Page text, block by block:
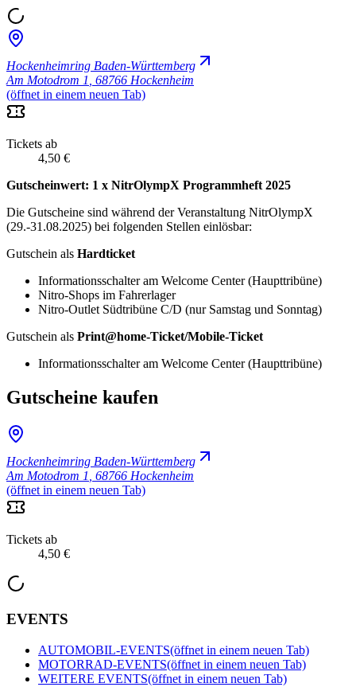
Hockenheimring Baden-Württemberg
Am Motodrom 1 68766 Hockenheim
(öffnet in einem neuen Tab)
Tickets ab
4,50 €
Gutscheinwert: 1 x NitrOlympX Programmheft 2025
Die Gutscheine sind während der Veranstaltung NitrOlympX
(29.-31.08.2025) bei folgenden Stellen einlösbar:
Gutschein als Hardticket
Informationsschalter am Welcome Center (Haupttribüne)
Nitro-Shops im Fahrerlager
Nitro-Outlet Südtribüne C/D (nur Samstag und Sonntag)
Gutschein als Print@home-Ticket/Mobile-Ticket
Informationsschalter am Welcome Center (Haupttribüne)
Gutscheine kaufen
Hockenheimring Baden-Württemberg
Am Motodrom 1 68766 Hockenheim
(öffnet in einem neuen Tab)
Tickets ab
4,50 €
EVENTS
AUTOMOBIL-EVENTS(öffnet in einem neuen Tab)
MOTORRAD-EVENTS(öffnet in einem neuen Tab)
WEITERE EVENTS(öffnet in einem neuen Tab)